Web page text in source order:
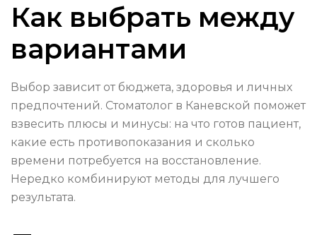
Как выбрать между
вариантами
Выбор зависит от бюджета, здоровья и личных
предпочтений. Стоматолог в Каневской поможет
взвесить плюсы и минусы: на что готов пациент,
какие есть противопоказания и сколько
времени потребуется на восстановление.
Нередко комбинируют методы для лучшего
результата.